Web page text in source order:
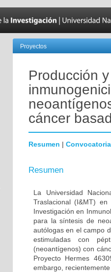
Proyectos
Producción
cáncer
Resumen | Convocatoria
Resumen
La Universidad
Traslacional (I&MT)
Investigación en
para la síntesis de
autólogas en el campo
estimuladas con
(neoantígenos) con
Proyecto Hermes
embargo,